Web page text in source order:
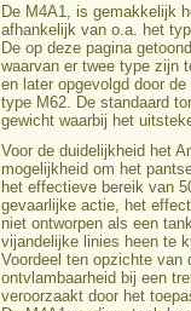
De M4A1, is gemakkelijk
afhankelijk van o.a. het
De op deze pagina
waarvan er twee type zijn
en later opgevolgd door
type M62. De standaard
gewicht waarbij het
Voor de duidelijkheid het
mogelijkheid om het
het effectieve bereik van
gevaarlijke actie, het
niet ontworpen als een
vijandelijke linies heen te
Voordeel ten opzichte van
ontvlambaarheid bij een
veroorzaakt door het